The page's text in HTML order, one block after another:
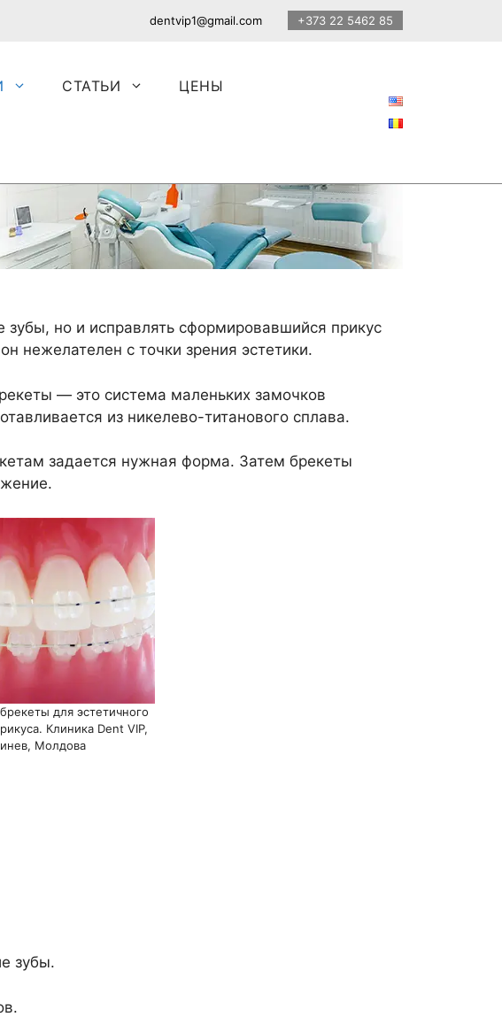
dentvip1@gmail.com +373 22 5462 85
СТАТЬИ ЦЕНЫ
но и исправлять сформировавшийся прикус
нежелателен с точки зрения эстетики.
— это система маленьких замочков
из никелево-титанового сплава.
задается нужная форма. Затем брекеты
для эстетичного
Клиника Dent VIP,
Молдова
зубы.